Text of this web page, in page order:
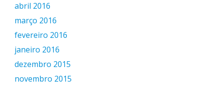
abril 2016
março 2016
fevereiro 2016
janeiro 2016
dezembro 2015
novembro 2015